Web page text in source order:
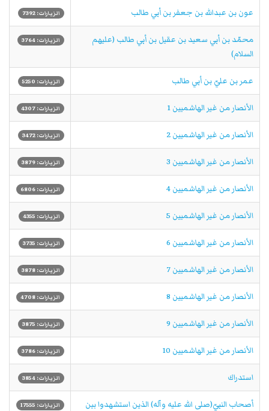
عون بن عبدالله بن جعفر بن أبي طالب الزيارات: 7392
محمّد بن أبي سعيد بن عقيل بن أبي طالب (عليهم
السلام)
الزيارات: 3764
عمر بن عليّ بن أبي طالب الزيارات: 5250
الأنصار من غير الهاشميين 1 الزيارات: 4307
الأنصار من غير الهاشميين 2 الزيارات: 3472
الأنصار من غير الهاشميين 3 الزيارات: 3879
الأنصار من غير الهاشميين 4 الزيارات: 6806
الأنصار من غير الهاشميين 5 الزيارات: 4355
الأنصار من غير الهاشميين 6 الزيارات: 3735
الأنصار من غير الهاشميين 7 الزيارات: 3878
الأنصار من غير الهاشميين 8 الزيارات: 4708
الأنصار من غير الهاشميين 9 الزيارات: 3875
الأنصار من غير الهاشميين 10 الزيارات: 3786
استدراك الزيارات: 3854
أصحاب النبيّ(صلى الله عليه وآله) الذين استشهدوا بين
الزيارات: 17555